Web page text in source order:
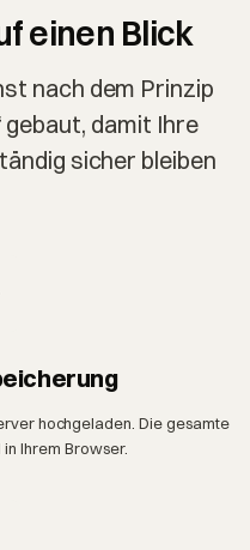
einen Blick
nach dem Prinzip
damit Ihre
sicher bleiben
hochgeladen. Die gesamte
Ihrem Browser.